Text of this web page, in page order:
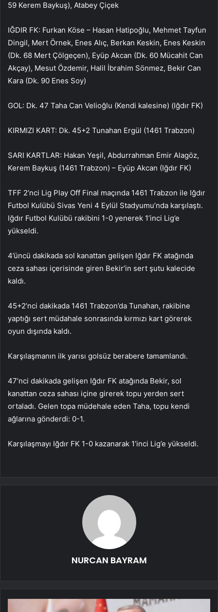
59 Kerem Baykuş), Atabey Çiçek
IĞDIR FK: Furkan Köse – Hasan Hatipoğlu, Mehmet Tayfun
Dingil, Mert Örnek, Enes Alıç, Berkan Keskin, Enes Keskin
(Dk. 68 Mert Çölgeçen), Eyüp Akcan (Dk. 60 Mücahit Can
Akçay), Mesut Özdemir, Halil İbrahim Sönmez, Bekir Can
Kara (Dk. 90 Enes Soy)
GOL: Dk. 47 Taha Can Velioğlu (Kendi kalesine) (Iğdır FK)
KIRMIZI KART: Dk. 45+2 Tunahan Ergül (1461 Trabzon)
SARI KARTLAR: Hakan Yeşil, Abdurrahman Emir Alagöz,
Kerem Baykuş (1461 Trabzon) – Eyüp Akcan (Iğdır FK)
TFF 2’nci Lig Play Off Final maçında 1461 Trabzon ile Iğdır
Futbol Kulübü Sivas Yeni 4 Eylül Stadyumu’nda karşılaştı.
Iğdır Futbol Kulübü rakibini 1-0 yenerek 1’inci Lig’e
yükseldi.
4’üncü dakikada sol kanattan gelişen Iğdır FK atağında
ceza sahası içerisinde giren Bekir’in sert şutu kalecide
kaldı.
45+2’nci dakikada 1461 Trabzon’da Tunahan, rakibine
yaptığı sert müdahale sonrasında kırmızı kart görerek
oyun dışında kaldı.
Karşılaşmanın ilk yarısı golsüz berabere tamamlandı.
47’nci dakikada gelişen Iğdır FK atağında Bekir, sol
kanattan ceza sahası içine girerek topu yerden sert
ortaladı. Gelen topa müdehale eden Taha, topu kendi
ağlarına gönderdi: 0-1.
Karşılaşmayı Iğdır FK 1-0 kazanarak 1’inci Lig’e yükseldi.
NURCAN BAYRAM